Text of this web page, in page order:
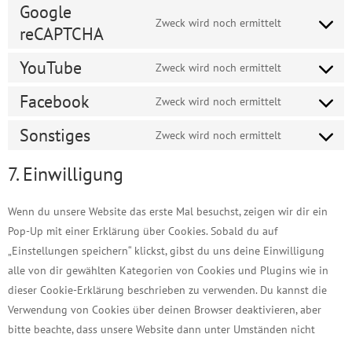
service
Google
reCAPTCHA
Zweck wird noch ermittelt
Consent
service
recaptcha
YouTube Zweck wird noch ermittelt
Consent
youtube
Facebook Zweck wird noch ermittelt
Consent
Sonstiges Zweck wird noch ermittelt
Consent
7. Einwilligung
Wenn du unsere Website das erste Mal besuchst, zeigen wir dir ein
Pop-Up mit einer Erklärung über Cookies. Sobald du auf
„Einstellungen speichern“ klickst, gibst du uns deine Einwilligung
alle von dir gewählten Kategorien von Cookies und Plugins wie in
dieser Cookie-Erklärung beschrieben zu verwenden. Du kannst die
Verwendung von Cookies über deinen Browser deaktivieren, aber
bitte beachte, dass unsere Website dann unter Umständen nicht